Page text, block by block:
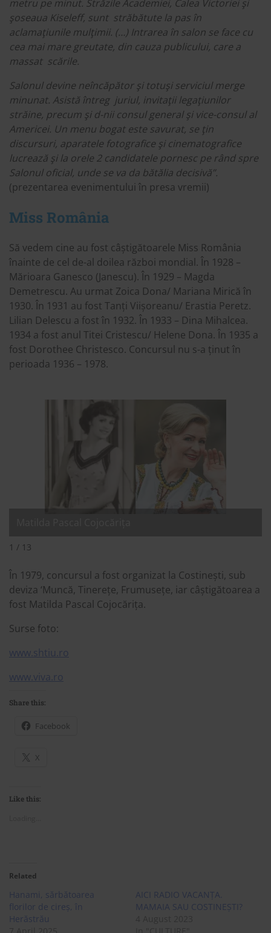
metru pe minut. Străzile Academiei, Calea Victoriei şi
şoseaua Kiseleff, sunt străbătute la pas în
aclamaţiunile mulţimii. (…) Intrarea în salon se face cu
cea mai mare greutate, din cauza publicului, care a
massat scările.
Salonul devine neîncăpător şi totuşi serviciul merge
minunat. Asistă întreg juriul, invitaţii legaţiunilor
străine, precum şi d-nii consul general şi vice-consul al
Americei. Un menu bogat este savurat, se ţin
discursuri, aparatele fotografice şi cinematografice
lucrează şi la orele 2 candidatele pornesc pe rând spre
Salonul oficial, unde se va da bătălia decisivă”.
(prezentarea evenimentului în presa vremii)
Miss România
Să vedem cine au fost câștigătoarele Miss România
înainte de cel de-al doilea război mondial. În 1928 –
Mărioara Ganesco (Janescu). În 1929 – Magda
Demetrescu. Au urmat Zoica Dona/ Mariana Mirică în
1930. În 1931 au fost Tanți Viișoreanu/ Erastia Peretz.
Lilian Delescu a fost în 1932. În 1933 – Dina Mihalcea.
1934 a fost anul Titei Cristescu/ Helene Dona. În 1935 a
fost Dorothee Christesco. Concursul nu s-a ținut în
perioada 1936 – 1978.
1 / 13
În 1979, concursul a fost organizat la Costinești, sub
deviza ‘Muncă, Tinerețe, Frumusețe, iar câștigătoarea a
fost Matilda Pascal Cojocărița.
Surse foto:
www.shtiu.ro
www.viva.ro
Share this:
Facebook
X
Like this:
Related
Hanami, sărbătoarea
florilor de cireș, în
Herăstrău
AICI RADIO VACANȚA.
MAMAIA SAU COSTINEȘTI?